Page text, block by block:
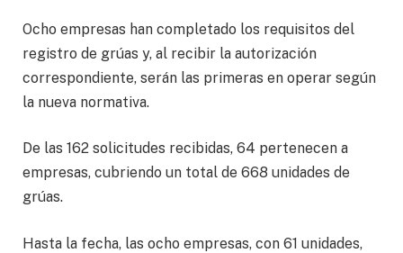
Ocho empresas han completado los requisitos del
registro de grúas y, al recibir la autorización
correspondiente, serán las primeras en operar según
la nueva normativa.
De las 162 solicitudes recibidas, 64 pertenecen a
empresas, cubriendo un total de 668 unidades de
grúas.
Hasta la fecha, las ocho empresas, con 61 unidades,